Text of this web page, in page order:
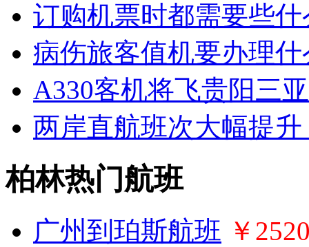
订购机票时都需要些
病伤旅客值机要办理
A330客机将飞贵阳三
两岸直航班次大幅提
柏林热门航班
广州到珀斯航班 ￥